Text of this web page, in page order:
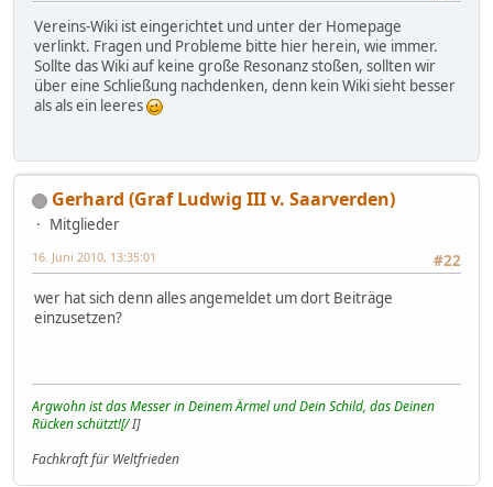
Vereins-Wiki ist eingerichtet und unter der Homepage
verlinkt. Fragen und Probleme bitte hier herein, wie immer.
Sollte das Wiki auf keine große Resonanz stoßen, sollten wir
über eine Schließung nachdenken, denn kein Wiki sieht besser
als als ein leeres
Gerhard (Graf Ludwig III v. Saarverden)
Mitglieder
#22
16. Juni 2010, 13:35:01
wer hat sich denn alles angemeldet um dort Beiträge
einzusetzen?
Argwohn ist das Messer in Deinem Ärmel und Dein Schild, das Deinen
Rücken schützt![/I]
Fachkraft für Weltfrieden